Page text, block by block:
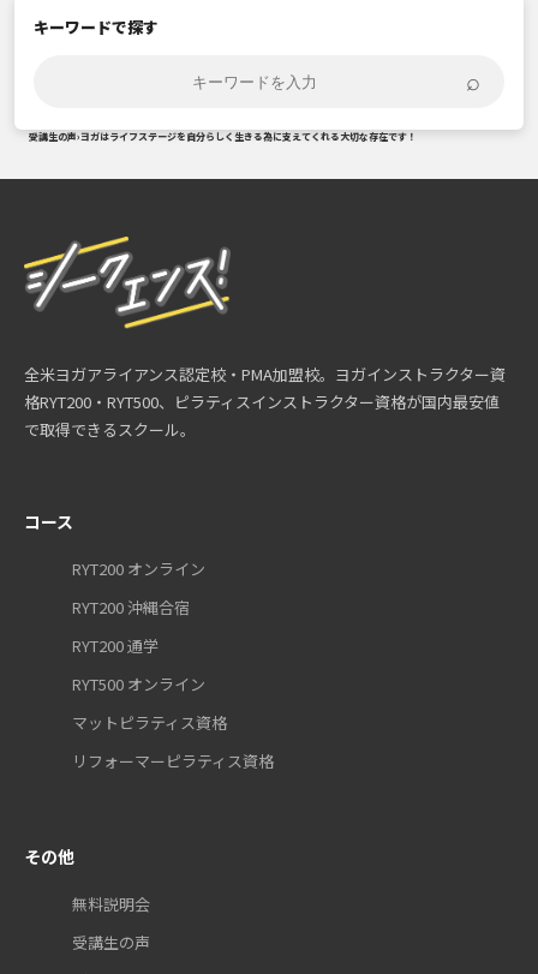
キーワードで探す
⌕
受講生の声›ヨガはライフステージを自分らしく生きる為に支えてくれる大切な存在です！
全米ヨガアライアンス認定校・PMA加盟校。ヨガインストラクター資
格RYT200・RYT500、ピラティスインストラクター資格が国内最安値
で取得できるスクール。
コース
RYT200 オンライン
RYT200 沖縄合宿
RYT200 通学
RYT500 オンライン
マットピラティス資格
リフォーマーピラティス資格
その他
無料説明会
受講生の声